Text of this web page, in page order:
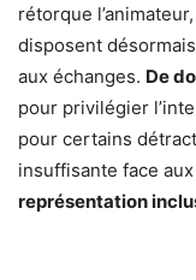
rétorque
disposent
aux échanges. De
pour privilégier
pour certains
insuffisante face
représentation